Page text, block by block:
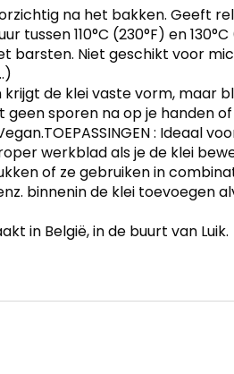
na het bakken. Geeft
tussen 110°C (230°F) en
barsten. Niet geschikt voor
de klei vaste vorm, maar
sporen na op je handen
: Ideaal
werkblad als je de klei
of ze gebruiken in
binnenin de klei toevoegen
in België, in de buurt van Luik.